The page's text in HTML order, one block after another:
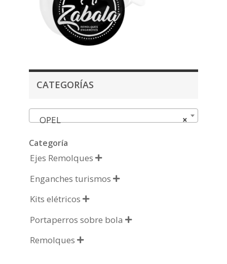
CATEGORÍAS
×
OPEL
Categoría
Ejes Remolques 
Enganches turismos 
Kits elétricos 
Portaperros sobre bola 
Remolques 